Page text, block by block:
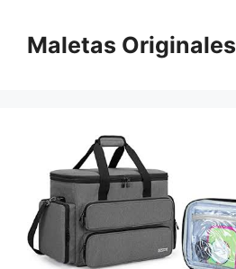
contenido
Maletas Originales